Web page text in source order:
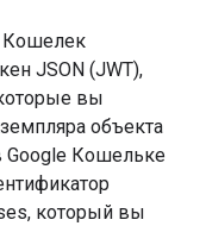
Кошелек
JSON (JWT),
вы
объекта
Google Кошельке
который вы